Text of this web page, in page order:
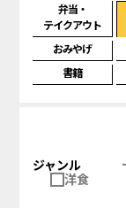
弁当・
テイクアウト
おみやげ
書籍
ジャンル
洋食